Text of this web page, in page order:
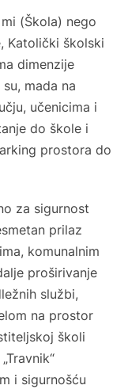
(Škola) nego
Katolički školski
dimenzije
mada na
učenicima i
do škole i
prostora do
za sigurnost
prilaz
komunalnim
proširivanje
službi,
na prostor
školi
i sigurnošću